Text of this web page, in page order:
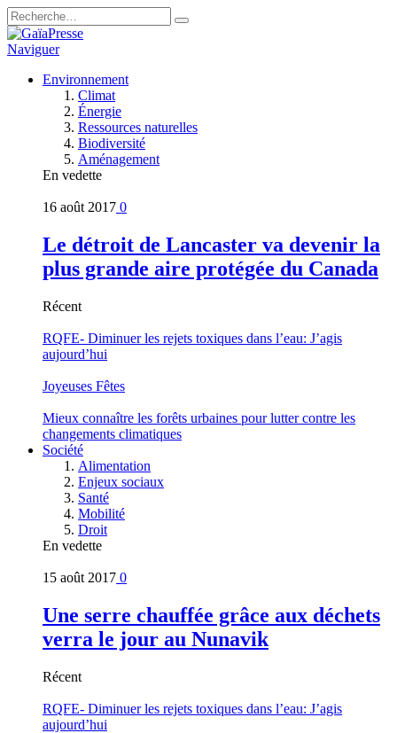
Naviguer
Environnement
Climat
Énergie
Ressources naturelles
Biodiversité
Aménagement
En vedette
16 août 2017 0
Le détroit de Lancaster va devenir la
plus grande aire protégée du Canada
Récent
RQFE- Diminuer les rejets toxiques dans l’eau: J’agis
aujourd’hui
Joyeuses Fêtes
Mieux connaître les forêts urbaines pour lutter contre les
changements climatiques
Société
Alimentation
Enjeux sociaux
Santé
Mobilité
Droit
En vedette
15 août 2017 0
Une serre chauffée grâce aux déchets
verra le jour au Nunavik
Récent
RQFE- Diminuer les rejets toxiques dans l’eau: J’agis
aujourd’hui